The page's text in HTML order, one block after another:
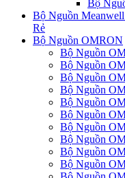
Bộ
Bộ Nguồn
Rẻ
Bộ Nguồn OMRON
Bộ Nguồn
Bộ Nguồn
Bộ Nguồn
Bộ Nguồn
Bộ Nguồn
Bộ Nguồn
Bộ Nguồn
Bộ Nguồn
Bộ Nguồn
Bộ Nguồn